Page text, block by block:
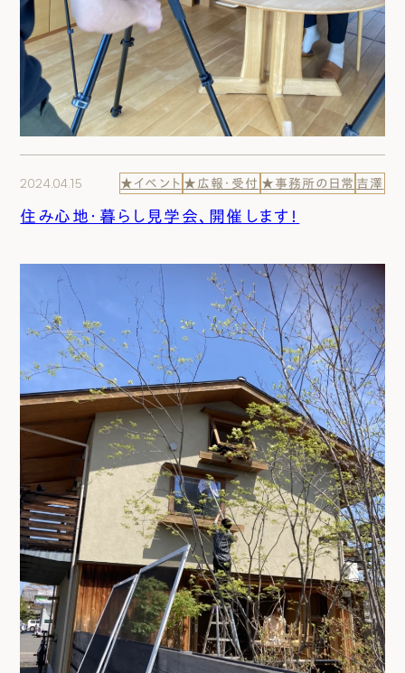
2024.04.15 ★イベント ★広報・受付 ★事務所の日常 吉澤
住み心地・暮らし見学会、開催します！